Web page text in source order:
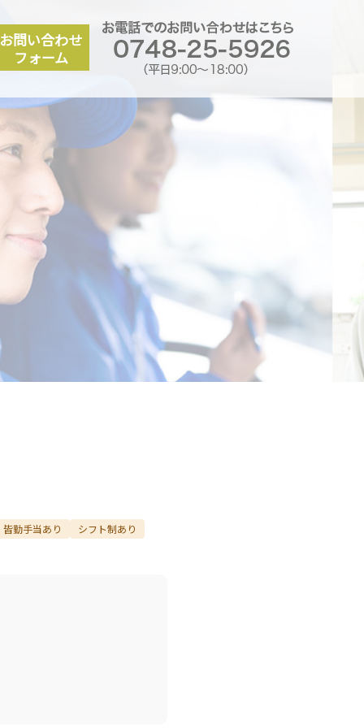
会社
お問い合わせ
フォーム
皆勤手当あり シフト制あり